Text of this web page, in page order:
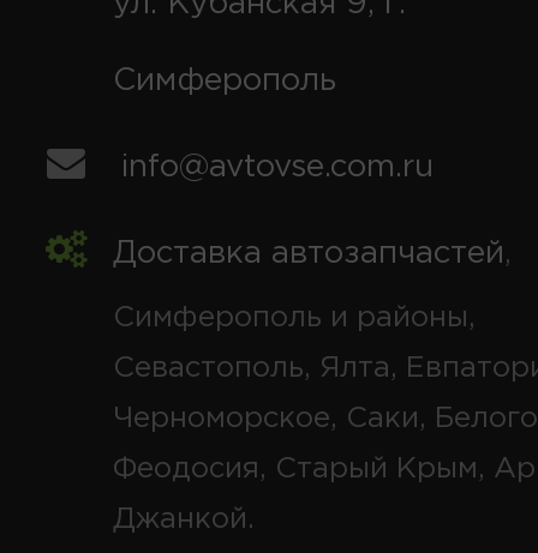
Симферополь
info@avtovse.com.ru
Доставка автозапчастей,
Симферополь и районы,
Севастополь, Ялта,
Черноморское, Саки,
Феодосия, Старый Крым,
Джанкой.